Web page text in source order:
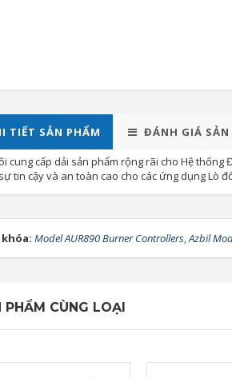
TIẾT SẢN PHẨM ĐÁNH GIÁ SẢN
cung cấp dải sản phẩm rộng rãi cho Hệ
tin cậy và an toàn cao cho các ứng dụng Lò
Model AUR890 Burner Controllers,Azbil
PHẨM CÙNG LOẠI